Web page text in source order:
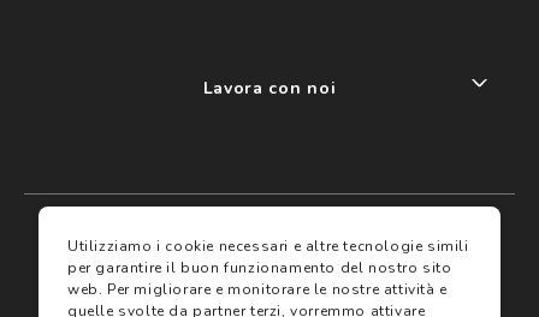
I miei preferiti
Assicurazioni
Lavora con noi
Utilizziamo i cookie necessari e altre tecnologie simili
per garantire il buon funzionamento del nostro sito
web. Per migliorare e monitorare le nostre attività e
quelle svolte da partner terzi, vorremmo attivare